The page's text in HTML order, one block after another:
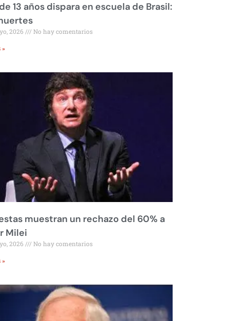
13 años dispara en escuela de Brasil:
2026 No hay comentarios
»
muestran un rechazo del 60% a
Milei
2026 No hay comentarios
»